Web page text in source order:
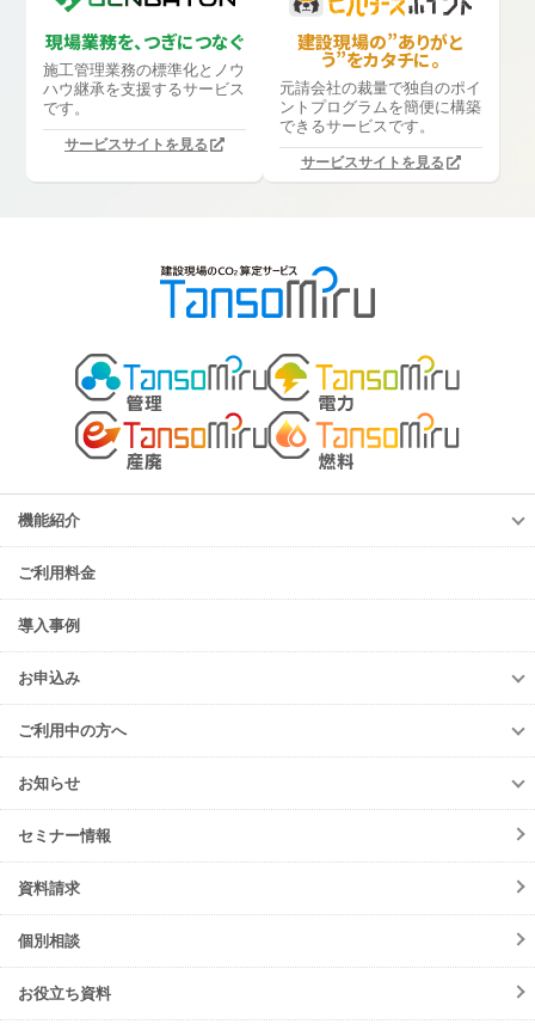
現場業務を、つぎにつなぐ
施工管理業務の標準化と ノウ
ハウ継承を支援するサービス
です。
サービスサイトを見る
建設現場の”ありがと
う”をカタチに。
元請会社の裁量で独自のポイ
ントプログラムを簡便に構築
できるサービスです。
サービスサイトを見る
機能紹介
機能紹介
TansoMiru管理
TansoMiru電力
TansoMiru産廃
TansoMiru燃料
ご利用料金
導入事例
お申込み
お申込み
TansoMiru管理
TansoMiru電力
TansoMiru産廃
TansoMiru燃料(元請会社)
ご利用中の方へ
ご利用中の方へ
各種お手続き
初期設定方法
動作環境
よくあるご質問
会員規約
ご請求について
注意事項
お知らせ
お知らせ
ニュースリリース
メンテナンス
障害情報
機能リリース
イベント
TansoMiru管理
セミナー情報
資料請求
個別相談
お役立ち資料